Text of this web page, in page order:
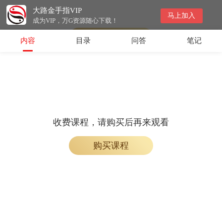
大路金手指VIP
成为VIP，万G资源随心下载！
马上加入
会员专属课程，请开通会员后学习
内容 目录 问答 笔记
收费课程，请购买后再来观看
购买课程